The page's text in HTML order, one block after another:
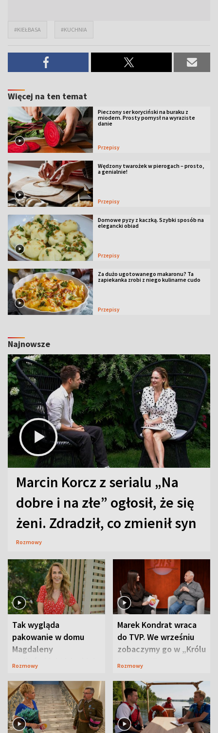
#KIEŁBASA #KUCHNIA
Więcej na ten temat
Pieczony ser koryciński na buraku z
miodem. Prosty pomysł na wyraziste
danie
Przepisy
Wędzony twarożek w pierogach – prosto,
a genialnie!
Przepisy
Domowe pyzy z kaczką. Szybki sposób na
elegancki obiad
Przepisy
Za dużo ugotowanego makaronu? Ta
zapiekanka zrobi z niego kulinarne cudo
Przepisy
Najnowsze
Marcin Korcz z serialu „Na
dobre i na złe” ogłosił, że się
żeni. Zdradził, co zmienił syn
Rozmowy
Tak wygląda
pakowanie w domu
Magdaleny
Waligórskiej-Lisieckiej.
Rozmowy
Marek Kondrat wraca
do TVP. We wrześniu
zobaczymy go w „Królu
Maciusiu I”
Rozmowy